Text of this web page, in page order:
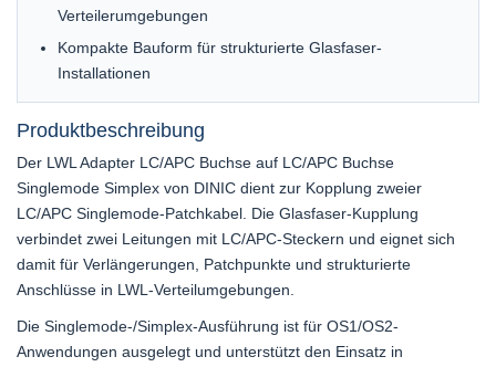
Verteilerumgebungen
Kompakte Bauform für strukturierte Glasfaser-
Installationen
Produktbeschreibung
Der LWL Adapter LC/APC Buchse auf LC/APC Buchse
Singlemode Simplex von DINIC dient zur Kopplung zweier
LC/APC Singlemode-Patchkabel. Die Glasfaser-Kupplung
verbindet zwei Leitungen mit LC/APC-Steckern und eignet sich
damit für Verlängerungen, Patchpunkte und strukturierte
Anschlüsse in LWL-Verteilumgebungen.
Die Singlemode-/Simplex-Ausführung ist für OS1/OS2-
Anwendungen ausgelegt und unterstützt den Einsatz in